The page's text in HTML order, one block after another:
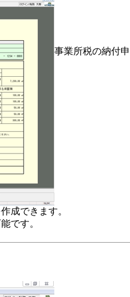
事業所税の納付
成できます。
です。